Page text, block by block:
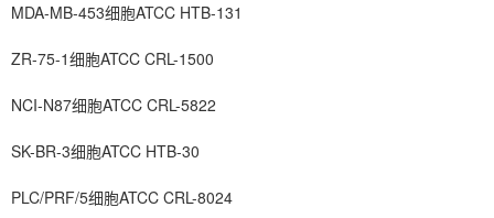
MDA-MB-453细胞ATCC HTB-131
ZR-75-1细胞ATCC CRL-1500
NCI-N87细胞ATCC CRL-5822
SK-BR-3细胞ATCC HTB-30
PLC/PRF/5细胞ATCC CRL-8024